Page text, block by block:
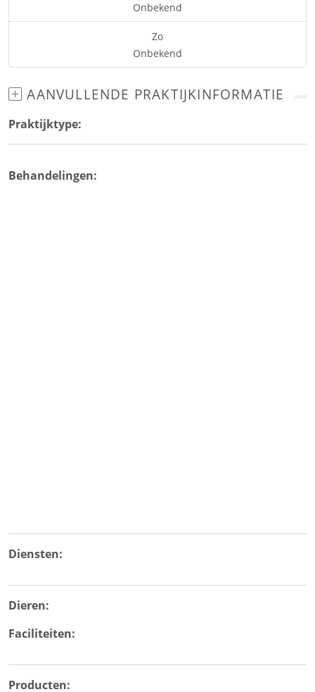
Onbekend
Zo
Onbekend
AANVULLENDE PRAKTIJKINFORMATIE
Praktijktype:
Behandelingen:
Diensten:
Dieren:
Faciliteiten:
Producten: